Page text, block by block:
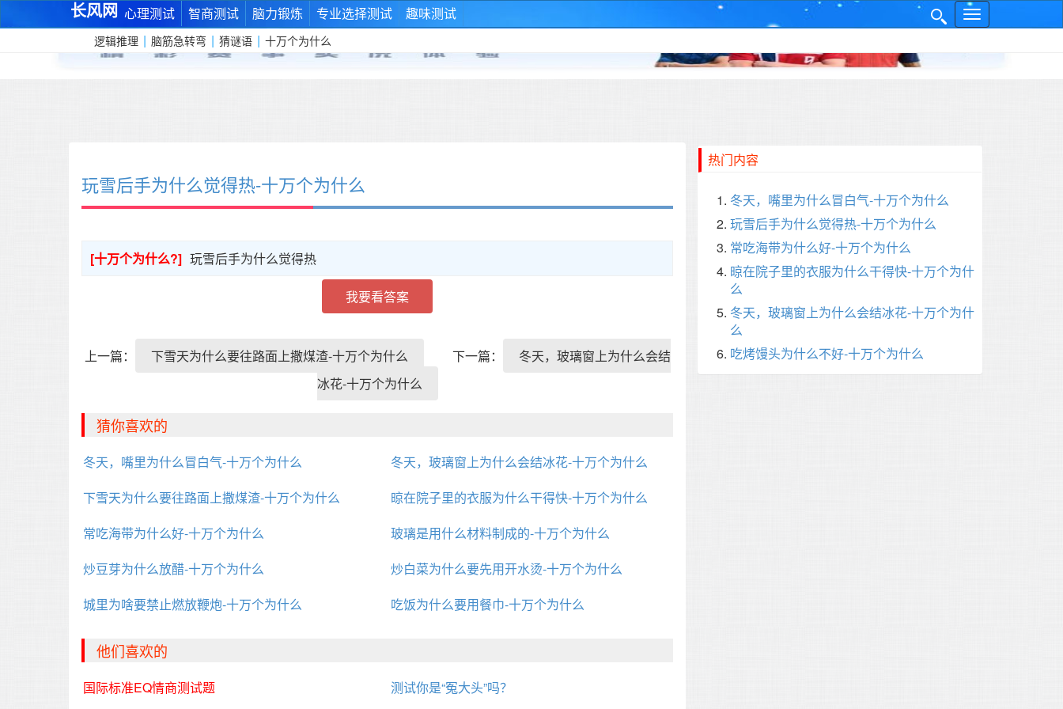
长风网
网
站
导
心理测试 智商测试 脑力锻炼 专业选择测试 趣味测试
逻辑推理 | 脑筋急转弯 | 猜谜语 | 十万个为什么
玩雪后手为什么觉得热-十万个为什么
[十万个为什么?] 玩雪后手为什么觉得热
我要看答案
上一篇： 下雪天为什么要往路面上撒煤渣-十万个为什么 下一篇：
冬天，玻璃窗上为什么会结
冰花-十万个为什么
猜你喜欢的
冬天，嘴里为什么冒白气-十万个为什么
冬天，玻璃窗上为什么会结冰花-十万个为什么
下雪天为什么要往路面上撒煤渣-十万个为什么
晾在院子里的衣服为什么干得快-十万个为什么
常吃海带为什么好-十万个为什么
玻璃是用什么材料制成的-十万个为什么
炒豆芽为什么放醋-十万个为什么
炒白菜为什么要先用开水烫-十万个为什么
城里为啥要禁止燃放鞭炮-十万个为什么
吃饭为什么要用餐巾-十万个为什么
他们喜欢的
国际标准EQ情商测试题 测试你是“冤大头”吗？
热门内容
冬天，嘴里为什么冒白气-十万个为什么
玩雪后手为什么觉得热-十万个为什么
常吃海带为什么好-十万个为什么
晾在院子里的衣服为什么干得快-十万个为什
么
冬天，玻璃窗上为什么会结冰花-十万个为什
么
吃烤馒头为什么不好-十万个为什么